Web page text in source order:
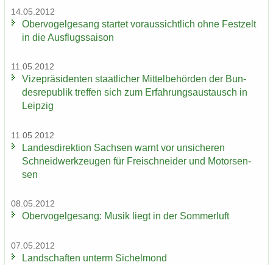
14.05.2012
Ober­vo­gel­ge­sang star­tet vor­aus­sicht­lich ohne Fest­zelt
in die Aus­flugs­sai­son
11.05.2012
Vi­ze­prä­si­den­ten staat­li­cher Mit­tel­be­hör­den der Bun­
des­re­pu­blik tref­fen sich zum Er­fah­rungs­aus­tausch in
Leip­zig
11.05.2012
Lan­des­di­rek­ti­on Sach­sen warnt vor un­si­che­ren
Schneid­werk­zeu­gen für Frei­schnei­der und Mo­tor­sen­
sen
08.05.2012
Ober­vo­gel­ge­sang: Musik liegt in der Som­mer­luft
07.05.2012
Land­schaf­ten un­term Si­chel­mond